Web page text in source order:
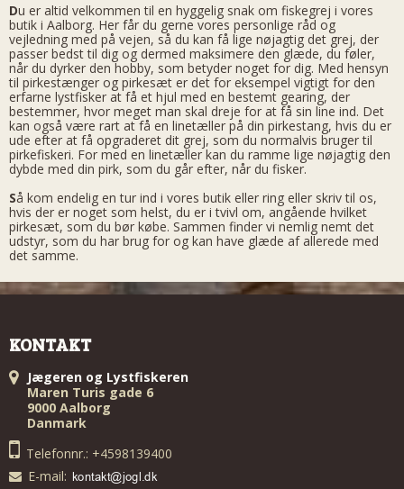
Du er altid velkommen til en hyggelig snak om fiskegrej i vores
butik i Aalborg. Her får du gerne vores personlige råd og
vejledning med på vejen, så du kan få lige nøjagtig det grej, der
passer bedst til dig og dermed maksimere den glæde, du føler,
når du dyrker den hobby, som betyder noget for dig. Med hensyn
til pirkestænger og pirkesæt er det for eksempel vigtigt for den
erfarne lystfisker at få et hjul med en bestemt gearing, der
bestemmer, hvor meget man skal dreje for at få sin line ind. Det
kan også være rart at få en linetæller på din pirkestang, hvis du er
ude efter at få opgraderet dit grej, som du normalvis bruger til
pirkefiskeri. For med en linetæller kan du ramme lige nøjagtig den
dybde med din pirk, som du går efter, når du fisker.
Så kom endelig en tur ind i vores butik eller ring eller skriv til os,
hvis der er noget som helst, du er i tvivl om, angående hvilket
pirkesæt, som du bør købe. Sammen finder vi nemlig nemt det
udstyr, som du har brug for og kan have glæde af allerede med
det samme.
KONTAKT
Jægeren og Lystfiskeren
Maren Turis gade 6
9000 Aalborg
Danmark
Telefonnr.: +4598139400
E-mail: